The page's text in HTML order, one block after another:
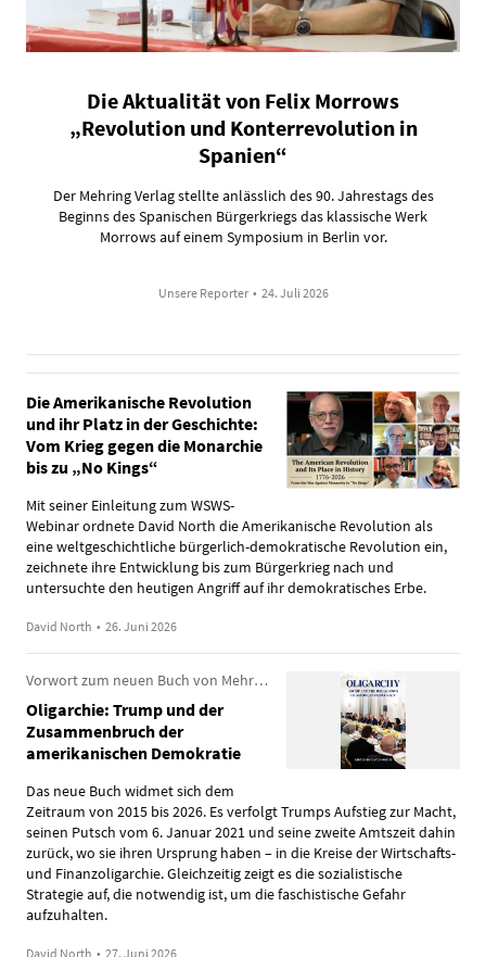
Die Aktualität von Felix Morrows
„Revolution und Konterrevolution in
Spanien“
Der Mehring Verlag stellte anlässlich des 90. Jahrestags des
Beginns des Spanischen Bürgerkriegs das klassische Werk
Morrows auf einem Symposium in Berlin vor.
Unsere Reporter • 24. Juli 2026
Die Amerikanische Revolution
und ihr Platz in der Geschichte:
Vom Krieg gegen die Monarchie
bis zu „No Kings“
Mit seiner Einleitung zum WSWS-
Webinar ordnete David North die Amerikanische Revolution als
eine weltgeschichtliche bürgerlich-demokratische Revolution ein,
zeichnete ihre Entwicklung bis zum Bürgerkrieg nach und
untersuchte den heutigen Angriff auf ihr demokratisches Erbe.
David North • 26. Juni 2026
Vorwort zum neuen Buch von Mehring Books
Oligarchie: Trump und der
Zusammenbruch der
amerikanischen Demokratie
Das neue Buch widmet sich dem
Zeitraum von 2015 bis 2026. Es verfolgt Trumps Aufstieg zur Macht,
seinen Putsch vom 6. Januar 2021 und seine zweite Amtszeit dahin
zurück, wo sie ihren Ursprung haben – in die Kreise der Wirtschafts-
und Finanzoligarchie. Gleichzeitig zeigt es die sozialistische
Strategie auf, die notwendig ist, um die faschistische Gefahr
aufzuhalten.
David North • 27. Juni 2026